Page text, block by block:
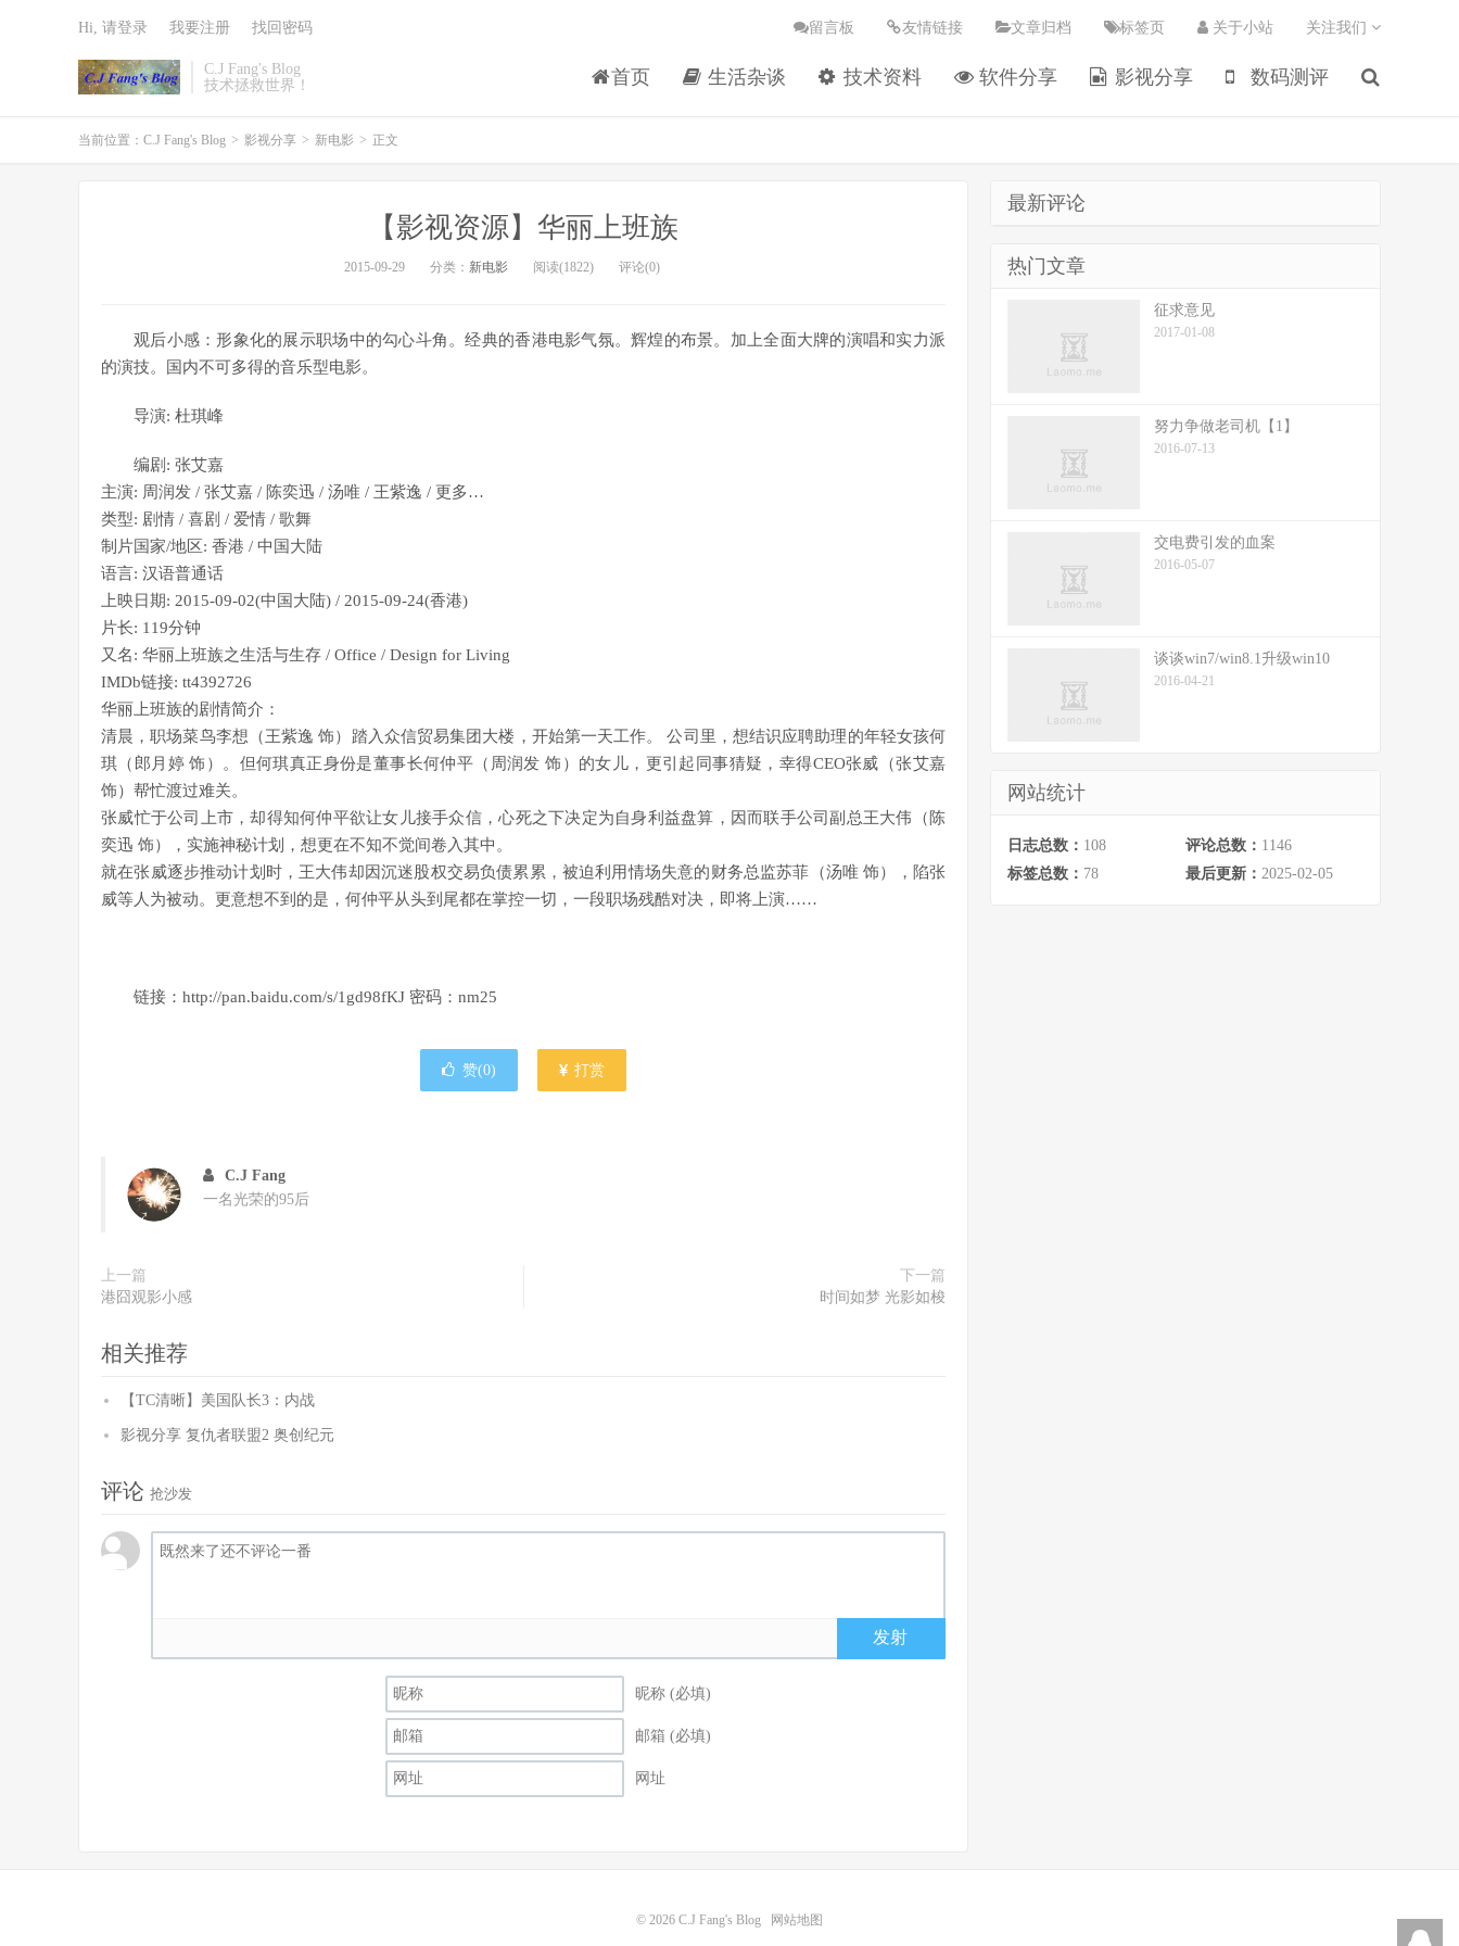
C.J Fang's Blog
技术拯救世界！
首页 生活杂谈 技术资料 软件分享 影视分享 数码测评
留言板 友情链接 文章归档 标签页 关于小站 关注我们
Hi, 请登录 我要注册 找回密码
当前位置： C.J Fang's Blog > 影视分享 > 新电影 > 正文
【影视资源】华丽上班族
2015-09-29 分类： 新电影 阅读(1822) 评论(0)
观后小感：形象化的展示职场中的勾心斗角。经典的香港电影气氛。辉煌的布景。加上全面大牌的演唱和实力派
的演技。国内不可多得的音乐型电影。
导演: 杜琪峰
编剧: 张艾嘉
主演: 周润发 / 张艾嘉 / 陈奕迅 / 汤唯 / 王紫逸 / 更多…
类型: 剧情 / 喜剧 / 爱情 / 歌舞
制片国家/地区: 香港 / 中国大陆
语言: 汉语普通话
上映日期: 2015-09-02(中国大陆) / 2015-09-24(香港)
片长: 119分钟
又名: 华丽上班族之生活与生存 / Office / Design for Living
IMDb链接: tt4392726
华丽上班族的剧情简介：
清晨，职场菜鸟李想（王紫逸 饰）踏入众信贸易集团大楼，开始第一天工作。 公司里，想结识应聘助理的年轻女孩何
琪（郎月婷 饰）。但何琪真正身份是董事长何仲平（周润发 饰）的女儿，更引起同事猜疑，幸得CEO张威（张艾嘉
饰）帮忙渡过难关。
张威忙于公司上市，却得知何仲平欲让女儿接手众信，心死之下决定为自身利益盘算，因而联手公司副总王大伟（陈
奕迅 饰），实施神秘计划，想更在不知不觉间卷入其中。
就在张威逐步推动计划时，王大伟却因沉迷股权交易负债累累，被迫利用情场失意的财务总监苏菲（汤唯 饰），陷张
威等人为被动。更意想不到的是，何仲平从头到尾都在掌控一切，一段职场残酷对决，即将上演……
链接：http://pan.baidu.com/s/1gd98fKJ 密码：nm25
赞(0) 打赏
C.J Fang
一名光荣的95后
上一篇
港囧观影小感
下一篇
时间如梦 光影如梭
相关推荐
【TC清晰】美国队长3：内战
影视分享 复仇者联盟2 奥创纪元
评论 抢沙发
发射
昵称 (必填)
邮箱 (必填)
网址
最新评论
热门文章
征求意见
2017-01-08
努力争做老司机【1】
2016-07-13
交电费引发的血案
2016-05-07
谈谈win7/win8.1升级win10
2016-04-21
网站统计
日志总数： 108 评论总数： 1146
标签总数： 78 最后更新： 2025-02-05
© 2026 C.J Fang's Blog 网站地图